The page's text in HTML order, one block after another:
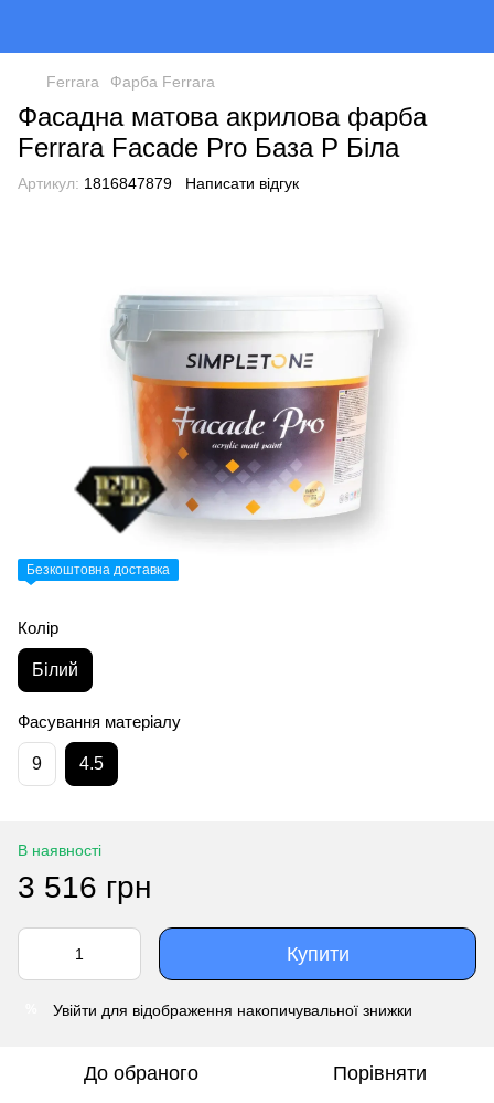
Ferrara Фарба Ferrara
Фасадна матова акрилова фарба
Ferrara Facade Pro База Р Біла
Артикул: 1816847879 Написати відгук
Безкоштовна доставка
Колір
Білий
Фасування матеріалу
9 4.5
В наявності
3 516 грн
Купити
Увійти для відображення накопичувальної знижки
До обраного Порівняти